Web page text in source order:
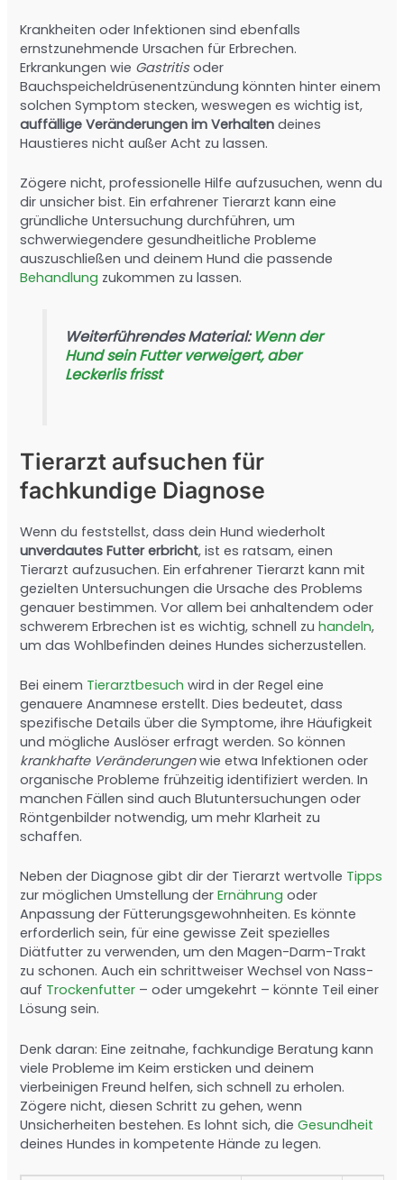
Krankheiten oder Infektionen sind ebenfalls
ernstzunehmende Ursachen für Erbrechen.
Erkrankungen wie Gastritisoder
Bauchspeicheldrüsenentzündung könnten hinter einem
solchen Symptom stecken, weswegen es wichtig ist,
auffällige Veränderungen im Verhalten deines
Haustieres nicht außer Acht zu lassen.
Zögere nicht, professionelle Hilfe aufzusuchen, wenn du
dir unsicher bist. Ein erfahrener Tierarzt kann eine
gründliche Untersuchung durchführen, um
schwerwiegendere gesundheitliche Probleme
auszuschließen und deinem Hund die passende
Behandlung zukommen zu lassen.
Weiterführendes Material:Wenn der
Hund sein Futter verweigert, aber
Leckerlis frisst
Tierarzt aufsuchen für
fachkundige Diagnose
Wenn du feststellst, dass dein Hund wiederholt
unverdautes Futter erbricht, ist es ratsam, einen
Tierarzt aufzusuchen. Ein erfahrener Tierarzt kann mit
gezielten Untersuchungen die Ursache des Problems
genauer bestimmen. Vor allem bei anhaltendem oder
schwerem Erbrechen ist es wichtig, schnell zuhandeln,
um das Wohlbefinden deines Hundes sicherzustellen.
Bei einem Tierarztbesuch wird in der Regel eine
genauere Anamnese erstellt. Dies bedeutet, dass
spezifische Details über die Symptome, ihre Häufigkeit
und mögliche Auslöser erfragt werden. So können
krankhafte Veränderungenwie etwa Infektionen oder
organische Probleme frühzeitig identifiziert werden. In
manchen Fällen sind auch Blutuntersuchungen oder
Röntgenbilder notwendig, um mehr Klarheit zu
schaffen.
Neben der Diagnose gibt dir der Tierarzt wertvolle Tipps
zur möglichen Umstellung derErnährung oder
Anpassung der Fütterungsgewohnheiten. Es könnte
erforderlich sein, für eine gewisse Zeit spezielles
Diätfutter zu verwenden, um den Magen-Darm-Trakt
zu schonen. Auch ein schrittweiser Wechsel von Nass-
auf Trockenfutter – oder umgekehrt – könnte Teil einer
Lösung sein.
Denk daran: Eine zeitnahe, fachkundige Beratung kann
viele Probleme im Keim ersticken und deinem
vierbeinigen Freund helfen, sich schnell zu erholen.
Zögere nicht, diesen Schritt zu gehen, wenn
Unsicherheiten bestehen. Es lohnt sich, dieGesundheit
deines Hundes in kompetente Hände zu legen.